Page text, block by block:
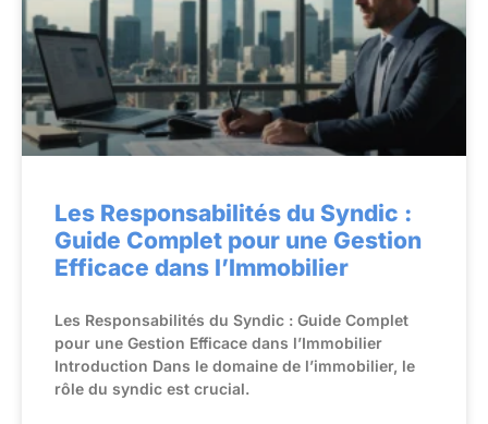
Les Responsabilités du Syndic :
Guide Complet pour une Gestion
Efficace dans l’Immobilier
Les Responsabilités du Syndic : Guide Complet
pour une Gestion Efficace dans l’Immobilier
Introduction Dans le domaine de l’immobilier, le
rôle du syndic est crucial.